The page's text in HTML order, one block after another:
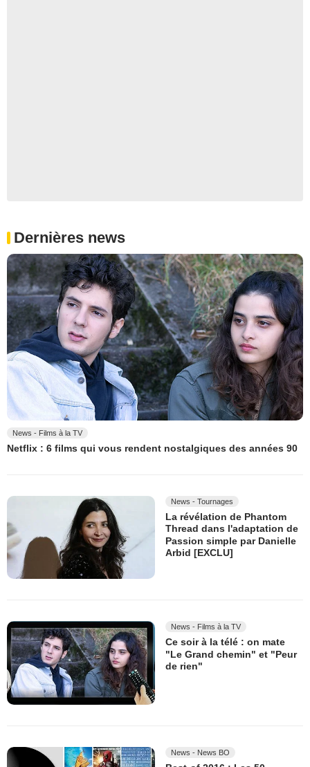
Dernières news
News - Films à la TV
Netflix : 6 films qui vous rendent nostalgiques des années 90
News - Tournages
La révélation de Phantom
Thread dans l'adaptation de
Passion simple par Danielle
Arbid [EXCLU]
News - Films à la TV
Ce soir à la télé : on mate
"Le Grand chemin" et "Peur
de rien"
News - News BO